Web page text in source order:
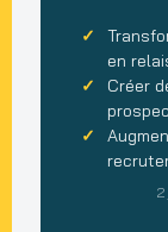
en
Créer
2